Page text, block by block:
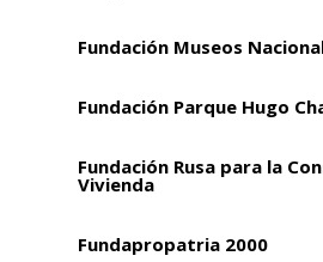
Fundación Museos
Fundación Parque Hugo
Fundación Rusa para la
Vivienda
Fundapropatria 2000